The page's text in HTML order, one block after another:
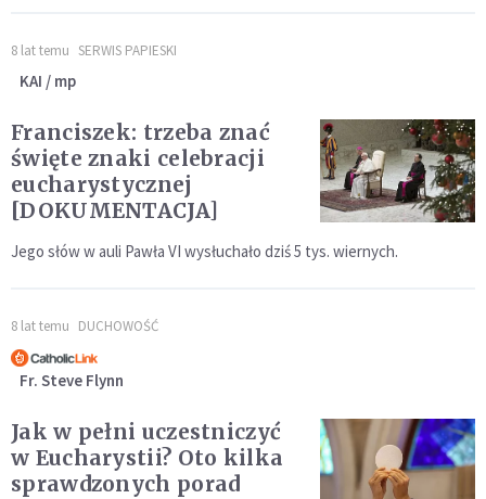
8 lat temu SERWIS PAPIESKI
KAI / mp
Franciszek: trzeba znać
święte znaki celebracji
eucharystycznej
[DOKUMENTACJA]
Jego słów w auli Pawła VI wysłuchało dziś 5 tys. wiernych.
8 lat temu DUCHOWOŚĆ
Fr. Steve Flynn
Jak w pełni uczestniczyć
w Eucharystii? Oto kilka
sprawdzonych porad